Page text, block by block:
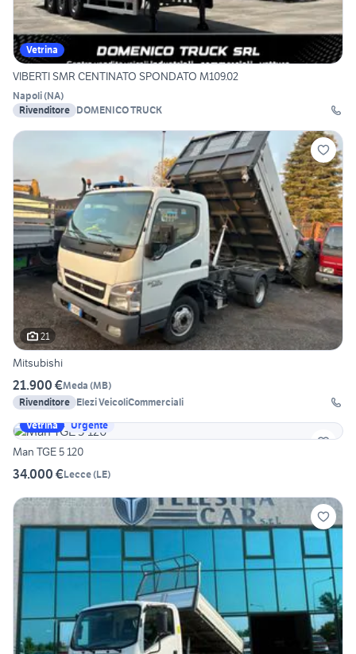
Vetrina
VIBERTI SMR CENTINATO SPONDATO M109.02
Napoli(NA)
Rivenditore DOMENICO TRUCK
21
Mitsubishi
21.900 €Meda (MB)
Rivenditore Elezi VeicoliCommerciali
Vetrina
Urgente
Man TGE 5 120
34.000 €Lecce(LE)